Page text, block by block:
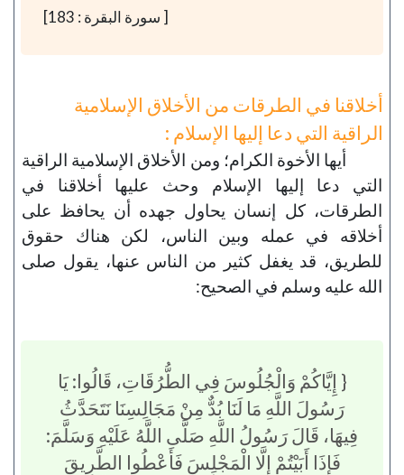
[ سورة البقرة : 183]
أخلاقنا في الطرقات من الأخلاق الإسلامية
الراقية التي دعا إليها الإسلام :
أيها الأخوة الكرام؛ ومن الأخلاق الإسلامية الراقية
التي دعا إليها الإسلام وحث عليها أخلاقنا في
الطرقات، كل إنسان يحاول جهده أن يحافظ على
أخلاقه في عمله وبين الناس، لكن هناك حقوق
للطريق، قد يغفل كثير من الناس عنها، يقول صلى
الله عليه وسلم في الصحيح:
{ إِيَّاكُمْ وَالْجُلُوسَ فِي الطُّرُقَاتِ، قَالُوا: يَا
رَسُولَ اللَّهِ مَا لَنَا بُدٌّ مِنْ مَجَالِسِنَا نَتَحَدَّثُ
فِيهَا، قَالَ رَسُولُ اللَّهِ صَلَّى اللَّهُ عَلَيْهِ وَسَلَّمَ:
فَإِذَا أَبَيْتُمْ إِلَّا الْمَجْلِسَ فَأَعْطُوا الطَّرِيقَ